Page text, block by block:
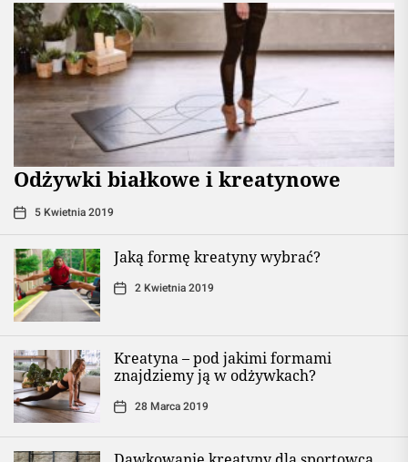
Odżywki białkowe i kreatynowe
5 Kwietnia 2019
Jaką formę kreatyny wybrać?
2 Kwietnia 2019
Kreatyna – pod jakimi formami
znajdziemy ją w odżywkach?
28 Marca 2019